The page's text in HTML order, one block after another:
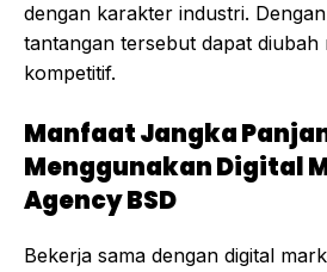
dengan karakter industri.
tantangan tersebut dapat diubah
kompetitif.
Manfaat Jangka
Menggunakan Digital
Agency BSD
Bekerja sama dengan digital